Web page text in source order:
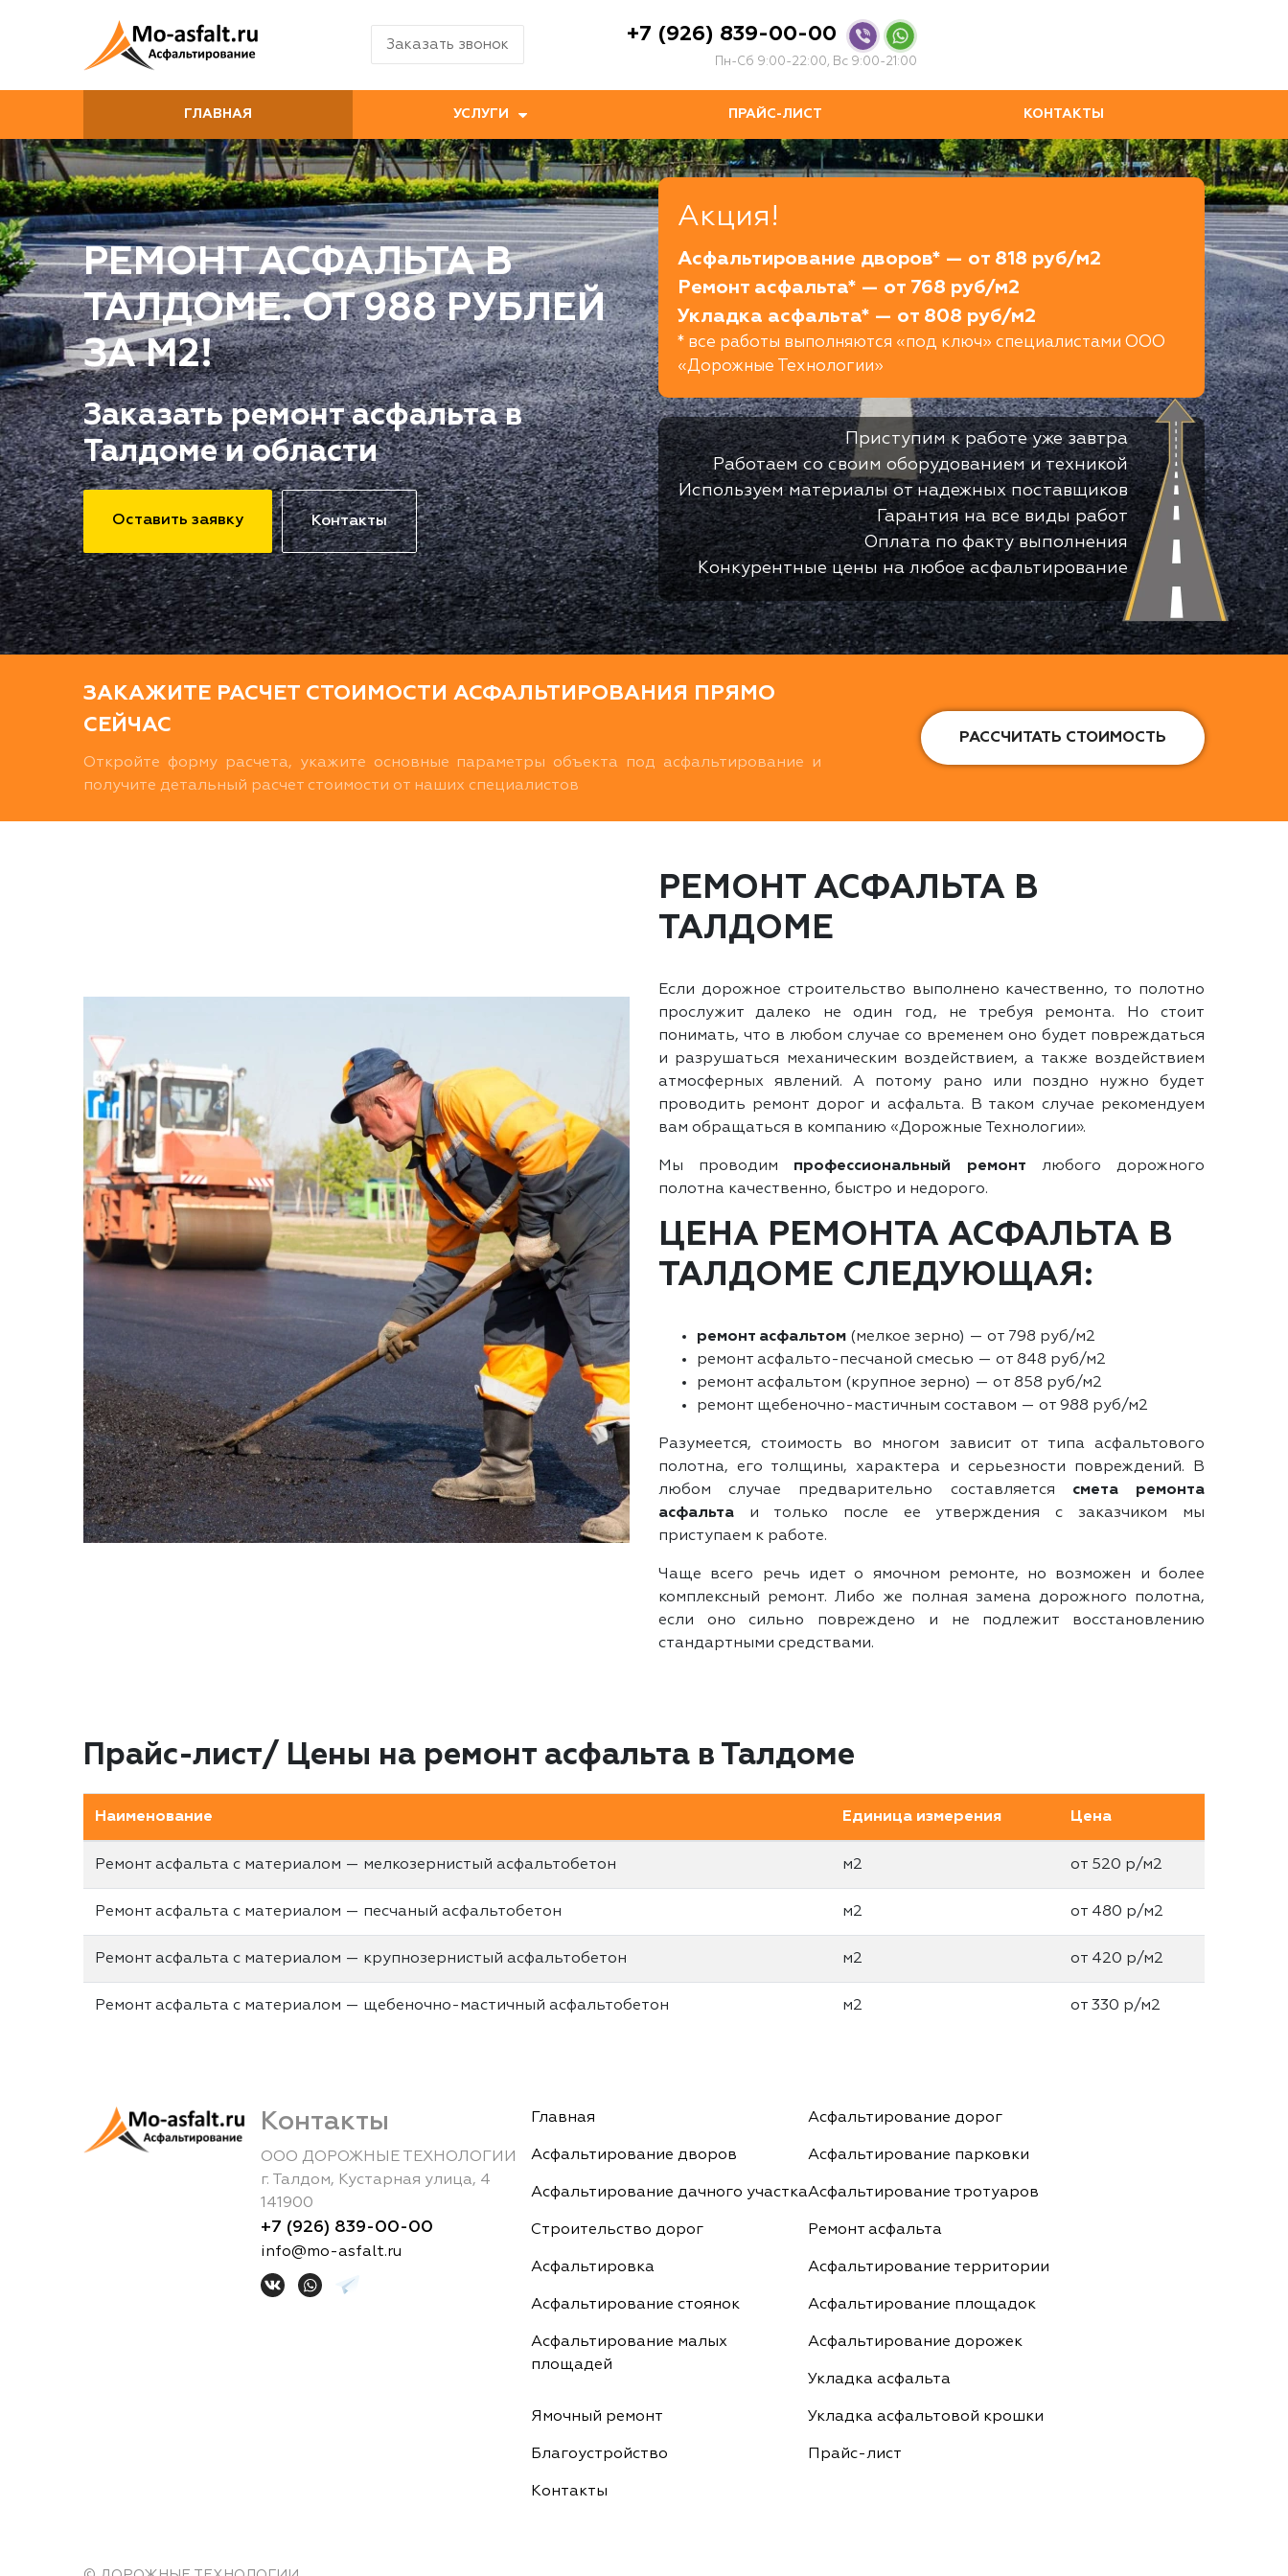
Заказать звонок +7 (926) 839-00-00
Пн-Сб 9:00-22:00, Вс 9:00-21:00
ГЛАВНАЯ УСЛУГИ ПРАЙС-ЛИСТ КОНТАКТЫ
РЕМОНТ АСФАЛЬТА В
ТАЛДОМЕ. ОТ 988 РУБЛЕЙ
ЗА М2!
Заказать ремонт асфальта в
Талдоме и области
Оставить заявку Контакты
Акция!
Асфальтирование дворов* — от 818 руб/м2
Ремонт асфальта* — от 768 руб/м2
Укладка асфальта* — от 808 руб/м2
* все работы выполняются «под ключ» специалистами ООО
«Дорожные Технологии»
Приступим к работе уже завтра
Работаем со своим оборудованием и техникой
Используем материалы от надежных поставщиков
Гарантия на все виды работ
Оплата по факту выполнения
Конкурентные цены на любое асфальтирование
ЗАКАЖИТЕ РАСЧЕТ СТОИМОСТИ АСФАЛЬТИРОВАНИЯ ПРЯМО
СЕЙЧАС
Откройте форму расчета, укажите основные параметры объекта под асфальтирование и
получите детальный расчет стоимости от наших специалистов
РАССЧИТАТЬ СТОИМОСТЬ
РЕМОНТ АСФАЛЬТА В
ТАЛДОМЕ
Если дорожное строительство выполнено качественно, то полотно
прослужит далеко не один год, не требуя ремонта. Но стоит
понимать, что в любом случае со временем оно будет повреждаться
и разрушаться механическим воздействием, а также воздействием
атмосферных явлений. А потому рано или поздно нужно будет
проводить ремонт дорог и асфальта. В таком случае рекомендуем
вам обращаться в компанию «Дорожные Технологии».
Мы проводим профессиональный ремонт любого дорожного
полотна качественно, быстро и недорого.
ЦЕНА РЕМОНТА АСФАЛЬТА В
ТАЛДОМЕ СЛЕДУЮЩАЯ:
ремонт асфальтом (мелкое зерно) — от 798 руб/м2
ремонт асфальто-песчаной смесью — от 848 руб/м2
ремонт асфальтом (крупное зерно) — от 858 руб/м2
ремонт щебеночно-мастичным составом — от 988 руб/м2
Разумеется, стоимость во многом зависит от типа асфальтового
полотна, его толщины, характера и серьезности повреждений. В
любом случае предварительно составляется смета ремонта
асфальта и только после ее утверждения с заказчиком мы
приступаем к работе.
Чаще всего речь идет о ямочном ремонте, но возможен и более
комплексный ремонт. Либо же полная замена дорожного полотна,
если оно сильно повреждено и не подлежит восстановлению
стандартными средствами.
Прайс-лист/ Цены на ремонт асфальта в Талдоме
Наименование Единица измерения Цена
Ремонт асфальта с материалом — мелкозернистый асфальтобетон м2 от 520 р/м2
Ремонт асфальта с материалом — песчаный асфальтобетон м2 от 480 р/м2
Ремонт асфальта с материалом — крупнозернистый асфальтобетон м2 от 420 р/м2
Ремонт асфальта с материалом — щебеночно-мастичный асфальтобетон м2 от 330 р/м2
Контакты
ООО ДОРОЖНЫЕ ТЕХНОЛОГИИ
г.
Талдом, Кустарная улица, 4
141900
+7 (926) 839-00-00
info@mo-asfalt.ru
Главная Асфальтирование дорог
Асфальтирование дворов Асфальтирование парковки
Асфальтирование дачного участкаАсфальтирование тротуаров
Строительство дорог Ремонт асфальта
Асфальтировка Асфальтирование территории
Асфальтирование стоянок Асфальтирование площадок
Асфальтирование малых
площадей
Асфальтирование дорожек
Укладка асфальта
Ямочный ремонт Укладка асфальтовой крошки
Благоустройство Прайс-лист
Контакты